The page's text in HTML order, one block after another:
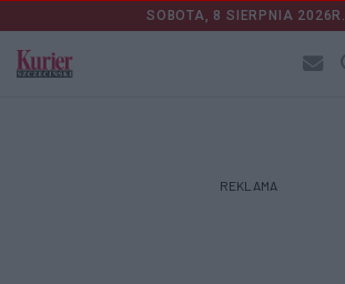
SOBOTA, 8 SIERPNIA 2026R.
REKLAMA